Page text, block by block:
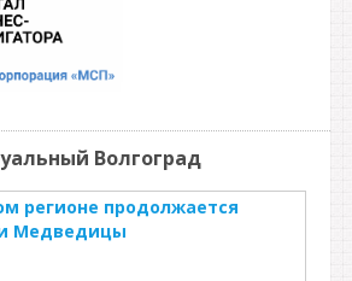
Волгоград
регионе продолжается
Медведицы